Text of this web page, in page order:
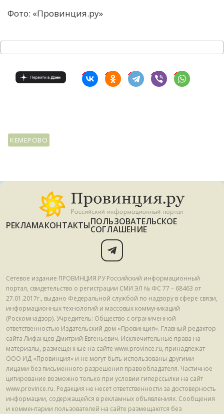
Фото: «Провинция.ру»
КЕМЕРОВО
РЕКЛАМАКОНТАКТЫПОЛЬЗОВАТЕЛЬСКОЕ
СОГЛАШЕНИЕ
Сетевое издание ПРОВИНЦИЯ.РУ Российский информационный
портал, свидетельство о регистрации СМИ ЭЛ № ФС 77 – 68463 от
27.01.2017г., выдано Федеральной службой по надзору в сфере связи,
информационных технологий и массовых коммуникаций
(Роскомнадзор). Учредитель: Общество с ограниченной
ответственностью Издательский дом «Провинция». Главный редактор
сайта Лифанцев Дмитрий Евгеньевич. Исключительные права на
материалы, размещенные на сайте www.province.ru, принадлежат
ООО ИД «Провинция» и не могут быть использованы другими
лицами без письменного разрешения правообладателя. Частичное
цитирование возможно только при условии гиперссылки на сайт
www.province.ru. Редакция не несет ответственности за достоверность
информации, содержащейся в рекламных объявлениях. Сообщения
и комментарии пользователей на сайте размещаются без